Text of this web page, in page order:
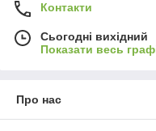
Контакти
Сьогодні вихідний
Показати весь
Про нас